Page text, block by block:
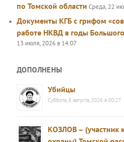
по Томской области Среда, 22
Документы КГБ с грифом
работе НКВД в годы
13 июля, 2026 в 14:07
ДОПОЛНЕНЫ
Убийцы
Суббота, 8 августа, 2026 в 00:27
КОЗЛОВ – (участник